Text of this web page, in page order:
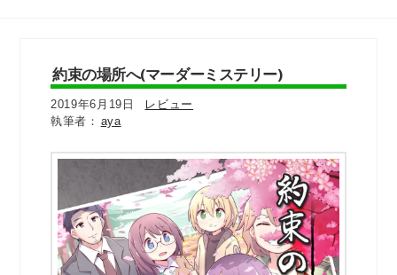
約束の場所へ(マーダーミステリー)
2019年6月19日
レビュー
aya